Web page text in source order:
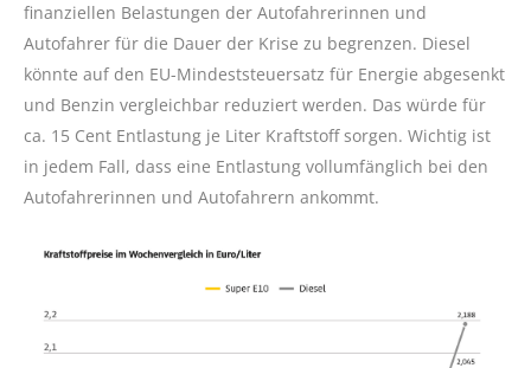
finanziellen Belastungen der Autofahrerinnen und
Autofahrer für die Dauer der Krise zu begrenzen. Diesel
könnte auf den EU-Mindeststeuersatz für Energie abgesenkt
und Benzin vergleichbar reduziert werden. Das würde für
ca. 15 Cent Entlastung je Liter Kraftstoff sorgen. Wichtig ist
in jedem Fall, dass eine Entlastung vollumfänglich bei den
Autofahrerinnen und Autofahrern ankommt.